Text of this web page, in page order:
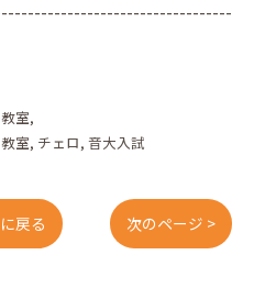
室
室 チェロ 音大入試
戻る 次のページ >